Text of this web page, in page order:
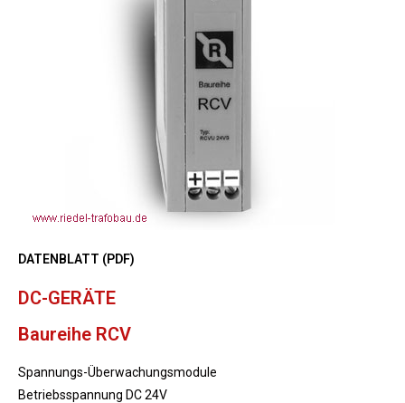
DATENBLATT (PDF)
DC-GERÄTE
Baureihe RCV
Spannungs-Überwachungsmodule
Betriebsspannung DC 24V